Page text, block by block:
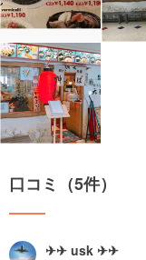
口コミ（5件）
✈✈ usk ✈✈